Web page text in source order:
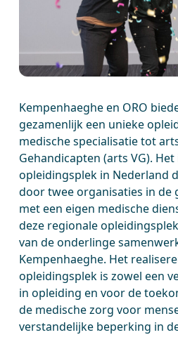
Kempenhaeghe en ORO
gezamenlijk een unieke
medische specialisatie tot
Gehandicapten (arts VG).
opleidingsplek in Nederland
door twee organisaties in de
met een eigen medische
deze regionale
van de onderlinge
Kempenhaeghe. Het
opleidingsplek is zowel een
in opleiding en voor de
de medische zorg voor
verstandelijke beperking in